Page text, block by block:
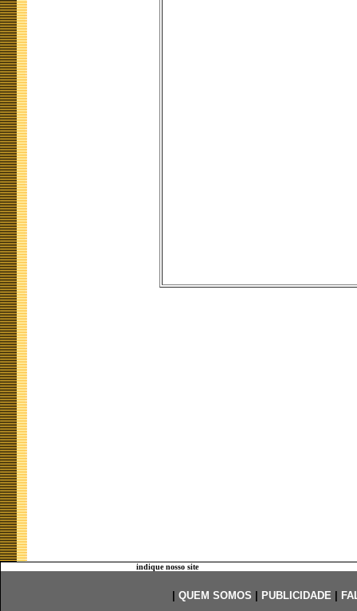
indique nosso site
QUEM SOMOS PUBLICIDADE|